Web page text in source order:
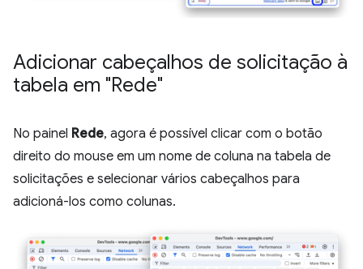
Adicionar cabeçalhos de solicitação à
tabela em "Rede"
No painel Rede, agora é possível clicar com o botão
direito do mouse em um nome de coluna na tabela de
solicitações e selecionar vários cabeçalhos para
adicioná-los como colunas.